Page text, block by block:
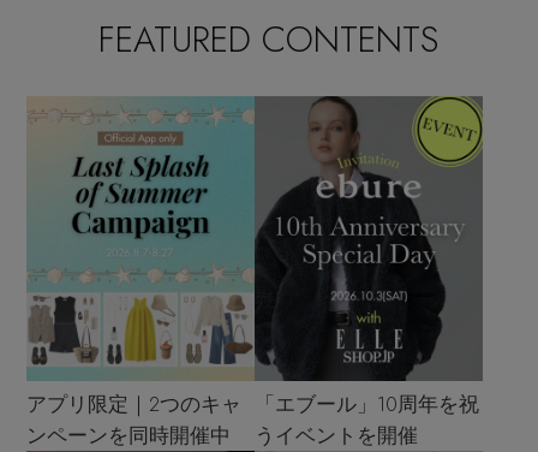
FEATURED CONTENTS
アプリ限定｜2つのキャ
ンペーンを同時開催中
「エブール」10周年を祝
うイベントを開催